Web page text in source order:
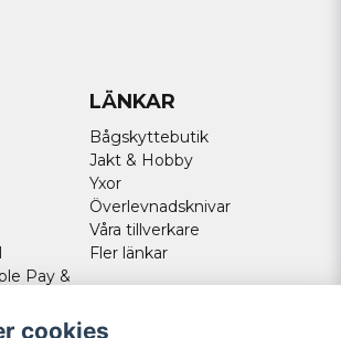
Pay &
LÄNKAR
Bågskyttebutik
Jakt & Hobby
Yxor
Överlevnadsknivar
Våra tillverkare
Fler länkar
cookies